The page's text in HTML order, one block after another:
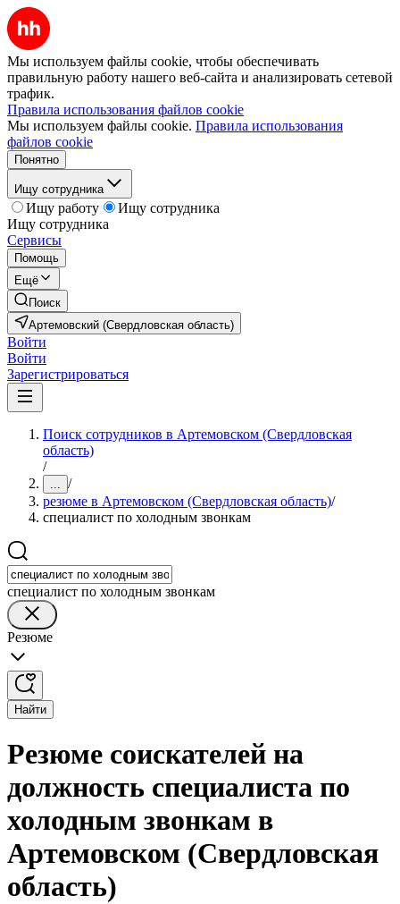
Мы используем файлы cookie, чтобы обеспечивать
правильную работу нашего веб-сайта и анализировать сетевой
трафик.
Правила использования файлов cookie
Мы используем файлы cookie. Правила использования
файлов cookie
Понятно
Ищу сотрудника
Ищу работу
Ищу сотрудника
Ищу сотрудника
Сервисы
Помощь
Ещё
Поиск
Артемовский (Свердловская область)
Войти
Войти
Зарегистрироваться
Поиск сотрудников в Артемовском (Свердловская
область)
/
... /
резюме в Артемовском (Свердловская область)/
специалист по холодным звонкам
специалист по холодным звонкам
Резюме
Найти
Резюме соискателей на
должность специалиста по
холодным звонкам в
Артемовском (Свердловская
область)